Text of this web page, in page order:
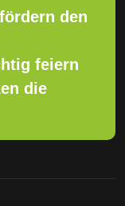
den
feiern
die